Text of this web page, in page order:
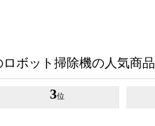
ロボット掃除機の人気商品
3位